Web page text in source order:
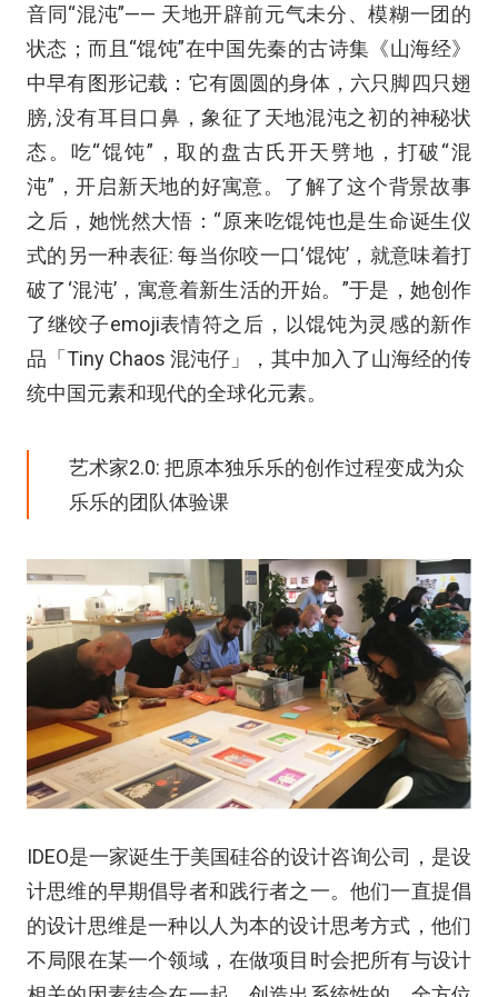
音同“混沌”—— 天地开辟前元气未分、模糊一团的
状态；而且“馄饨”在中国先秦的古诗集《山海经》
中早有图形记载：它有圆圆的身体，六只脚四只翅
膀, 没有耳目口鼻，象征了天地混沌之初的神秘状
态。吃“馄饨”，取的盘古氏开天劈地，打破“混
沌”，开启新天地的好寓意。了解了这个背景故事
之后，她恍然大悟：“原来吃馄饨也是生命诞生仪
式的另一种表征: 每当你咬一口‘馄饨’，就意味着打
破了‘混沌’，寓意着新生活的开始。”于是，她创作
了继饺子emoji表情符之后，以馄饨为灵感的新作
品「Tiny Chaos 混沌仔」，其中加入了山海经的传
统中国元素和现代的全球化元素。
艺术家2.0: 把原本独乐乐的创作过程变成为众
乐乐的团队体验课
IDEO是一家诞生于美国硅谷的设计咨询公司，是设
计思维的早期倡导者和践行者之一。他们一直提倡
的设计思维是一种以人为本的设计思考方式，他们
不局限在某一个领域，在做项目时会把所有与设计